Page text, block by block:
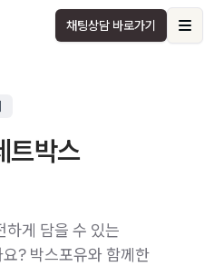
채팅상담 바로가기
트박스
하게 담을 수 있는
? 박스포유와 함께한